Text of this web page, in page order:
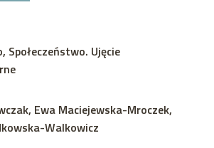
Społeczeństwo. Ujęcie
Ewa Maciejewska-Mroczek,
Walkowicz